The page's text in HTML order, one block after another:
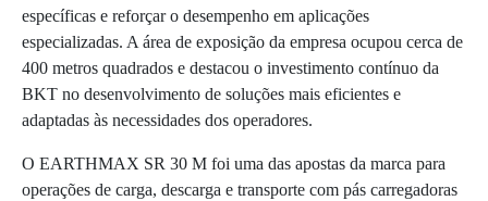
específicas e reforçar o desempenho em aplicações
especializadas. A área de exposição da empresa ocupou cerca de
400 metros quadrados e destacou o investimento contínuo da
BKT no desenvolvimento de soluções mais eficientes e
adaptadas às necessidades dos operadores.
O EARTHMAX SR 30 M foi uma das apostas da marca para
operações de carga, descarga e transporte com pás carregadoras